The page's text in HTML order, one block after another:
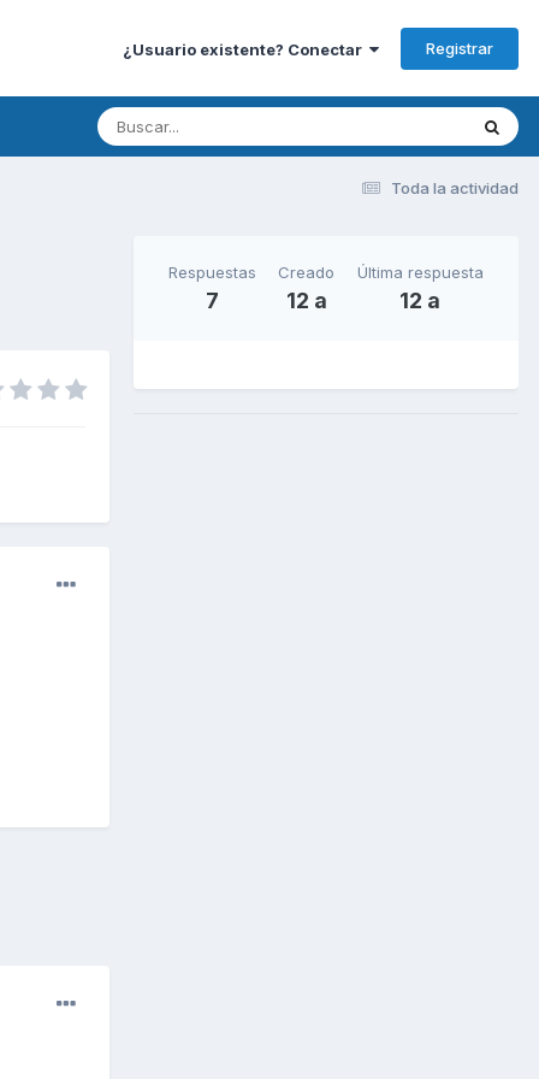
¿Usuario existente? Conectar Registrar
Toda la actividad
Respuestas
7
Creado
12 a
Última respuesta
12 a